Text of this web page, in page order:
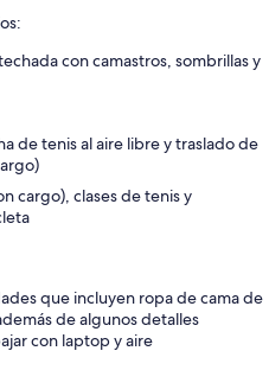
con camastros, sombrillas y
de tenis al aire libre y traslado de
cargo), clases de tenis y
que incluyen ropa de cama de
de algunos detalles
con laptop y aire